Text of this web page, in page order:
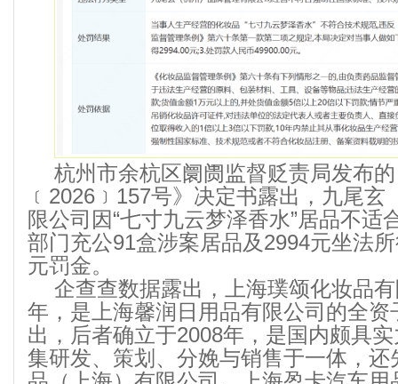
杭州市余杭区阛阓监督贬责局发布
﹝2026﹞157号》决定书露出，九尾玄
限公司因“七寸九云梦泽香水”居品不适
部门充公91盒涉案居品及2994元坐法
元罚金。
企查查数据露出，上海璞颂化妆品
年，是上海馨润日用品有限公司的全
出，后者确立于2008年，是国内颇具
集研发、策划、分娩与销售于一体，